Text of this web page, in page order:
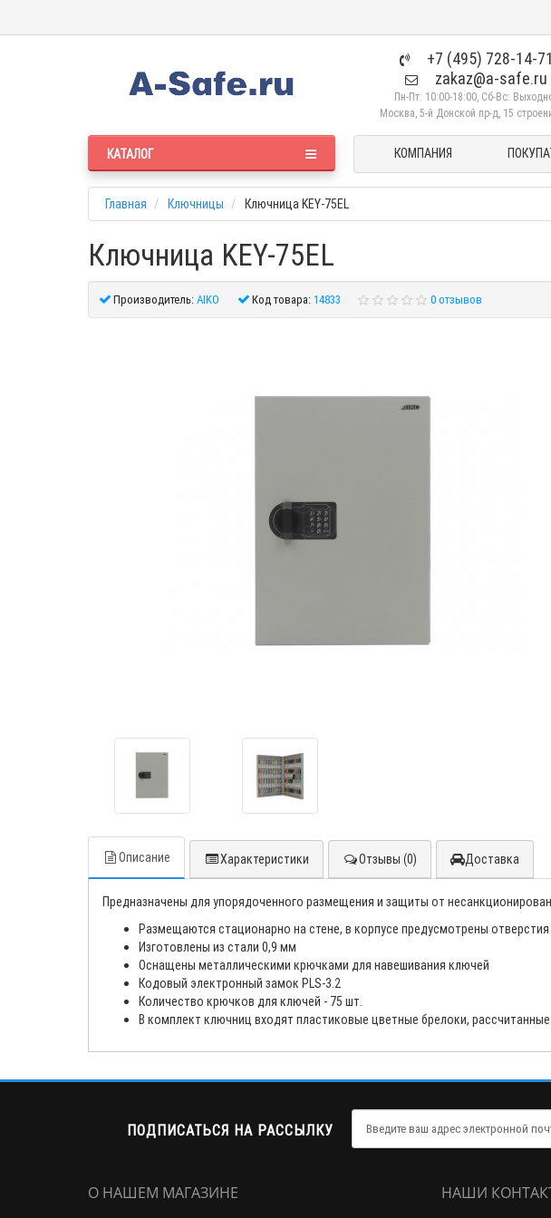
+7 (495) 728-14-71
zakaz@a-safe.ru
Пн-Пт: 10:00-18:00, Сб-Вс:
Москва, 5-й Донской пр-д, 15
КАТАЛОГ КОМПАНИЯ
Главная Ключницы Ключница KEY-75EL
Ключница KEY-75EL
Производитель:AIKO Код товара:14833 0 отзывов
Описание Характеристики Отзывы (0) Доставка
Предназначены для упорядоченного размещения и защиты от
Размещаются стационарно на стене, в корпусе предусмотрены
Изготовлены из стали 0,9 мм
Оснащены металлическими крючками для навешивания ключей
Кодовый электронный замок PLS-3.2
Количество крючков для ключей - 75 шт.
В комплект ключниц входят пластиковые цветные брелоки,
ПОДПИСАТЬСЯ НА РАССЫЛКУ
О НАШЕМ МАГАЗИНЕ НАШИ